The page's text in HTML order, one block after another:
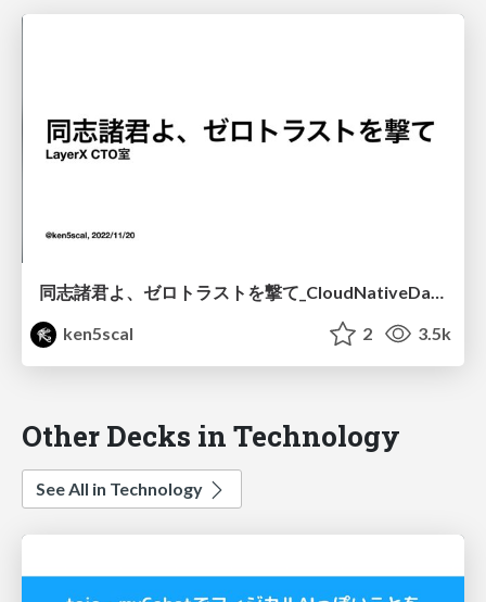
同志諸君よ、ゼロトラストを撃て_CloudNativeDays2022
ken5scal
2 3.5k
Other Decks in Technology
See All in Technology